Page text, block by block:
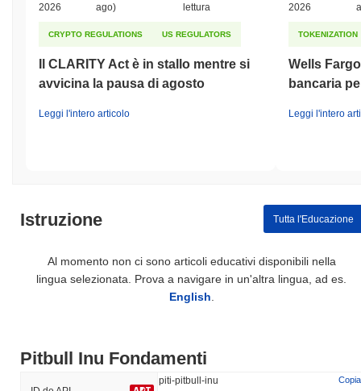
2026
ago)
lettura
CRYPTO REGULATIONS US REGULATORS
Il CLARITY Act è in stallo mentre si
avvicina la pausa di agosto
Leggi l'intero articolo
2026
TOKENIZATION
Wells
bancaria
Leggi l'intero
Istruzione Tutta l'Educazione
Al momento non ci sono articoli educativi disponibili nella
lingua selezionata. Prova a navigare in un'altra lingua, ad es.
English.
Pitbull Inu Fondamenti
piti-pitbull-inu
Copia